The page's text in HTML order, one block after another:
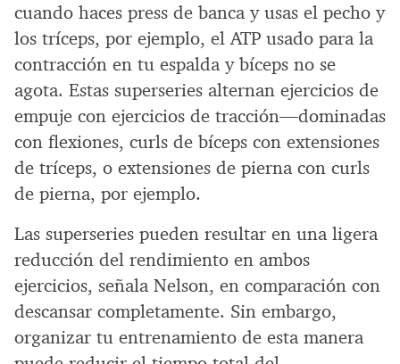
cuando haces press de banca y usas el pecho y
los tríceps, por ejemplo, el ATP usado para la
contracción en tu espalda y bíceps no se
agota. Estas superseries alternan ejercicios de
empuje con ejercicios de tracción—dominadas
con flexiones, curls de bíceps con extensiones
de tríceps, o extensiones de pierna con curls
de pierna, por ejemplo.
Las superseries pueden resultar en una ligera
reducción del rendimiento en ambos
ejercicios, señala Nelson, en comparación con
descansar completamente. Sin embargo,
organizar tu entrenamiento de esta manera